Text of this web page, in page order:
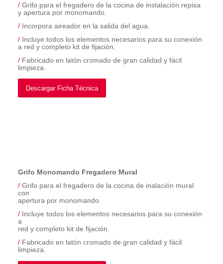
/Grifo para el fregadero de la cocina de instalación repisa
y apertura por monomando.
/Incorpora aireador en la salida del agua.
/Incluye todos los elementos necesarios para su conexión
a red y completo kit de fijación.
/Fabricado en latón cromado de gran calidad y fácil
limpieza.
Descargar Ficha Técnica
Grifo Monomando Fregadero Mural
/Grifo para el fregadero de la cocina de inalación mural
con
apertura por monomando.
/Incluye todos los elementos necesarios para su conexión
a
red y completo kit de fijación.
/Fabricado en latón cromado de gran calidad y fácil
limpieza.